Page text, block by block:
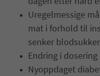
Uregelmessige
mat i forhold til
senker
Endring i
Nyoppdaget